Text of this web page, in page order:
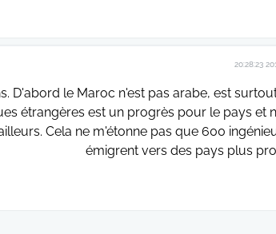
D'abord le Maroc n'est pas arabe, est
étrangères est un progrès pour le pays et
Cela ne m'étonne pas que 600
émigrent vers des pays plus